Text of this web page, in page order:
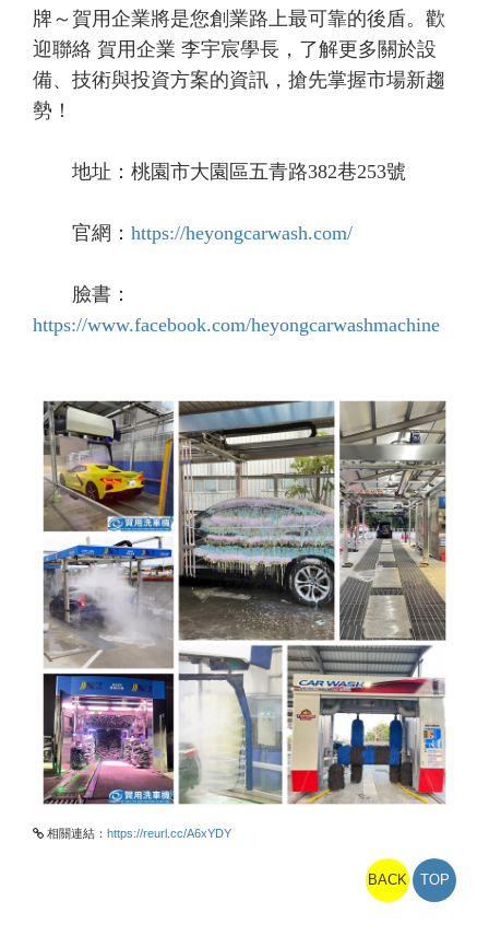
牌～賀用企業將是您創業路上最可靠的後盾。歡
迎聯絡 賀用企業 李宇宸學長，了解更多關於設
備、技術與投資方案的資訊，搶先掌握市場新趨
勢！
地址：桃園市大園區五青路382巷253號
官網： https://heyongcarwash.com/
臉書：
https://www.facebook.com/heyongcarwashmachine
相關連結： https://reurl.cc/A6xYDY
BACK TOP